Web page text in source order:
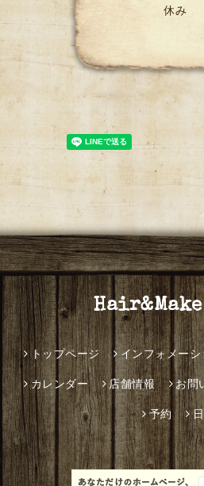
休み
Hair&Make
トップページ インフォメーシ
カレンダー 店舗情報 お問
予約